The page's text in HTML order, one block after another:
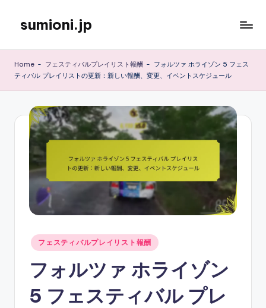
content
sumioni.jp
Home - フェスティバルプレイリスト報酬 - フォルツァ ホライゾン 5 フェス
ティバル プレイリストの更新：新しい報酬、変更、イベントスケジュール
Posted
in
フェスティバルプレイリスト報酬
フォルツァ ホライゾン
5 フェスティバル プレ